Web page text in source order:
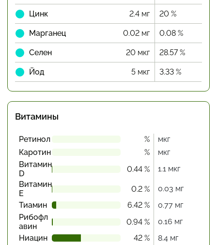
Цинк 2.4 мг 20 %
Марганец 0.02 мг 0.08 %
Селен 20 мкг 28.57 %
Йод 5 мкг 3.33 %
Витамины
Ретинол %
мкг
Каротин
%
мкг
Витамин
D
0.44 %
1.1 мкг
Витамин
Е
0.2 %
0.03 мг
Тиамин
6.42 %
0.77 мг
Рибофл
авин
0.94 %
0.16 мг
Ниацин
42 %
8.4 мг